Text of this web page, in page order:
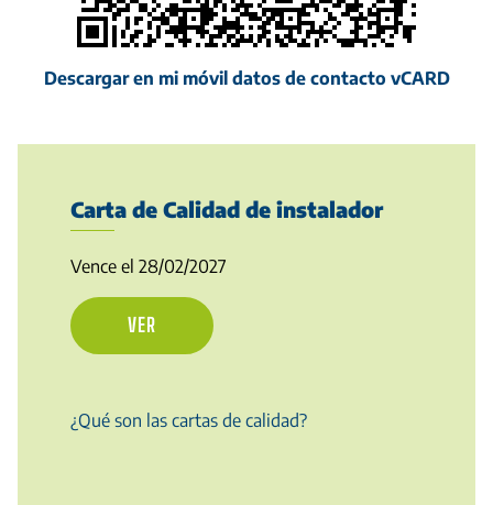
Descargar en mi móvil datos de contacto vCARD
Carta de Calidad de instalador
Vence el 28/02/2027
VER
¿Qué son las cartas de calidad?